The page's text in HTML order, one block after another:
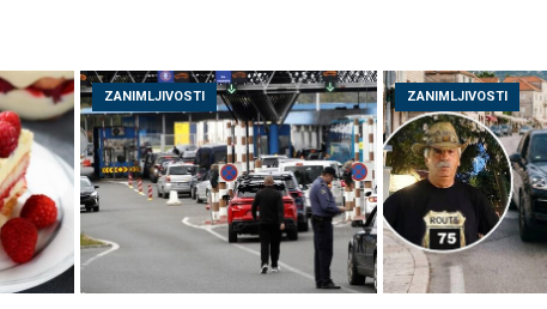
ZANIMLJIVOSTI ZANIMLJIVOSTI